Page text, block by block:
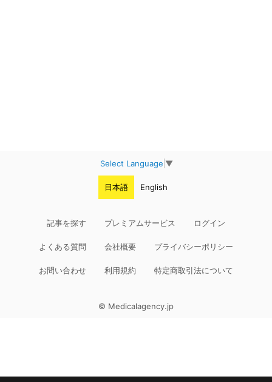
Select Language ▼
日本語 English
記事を探す プレミアムサービス ログイン
よくある質問 会社概要 プライバシーポリシー
お問い合わせ 利用規約 特定商取引法について
© Medicalagency.jp